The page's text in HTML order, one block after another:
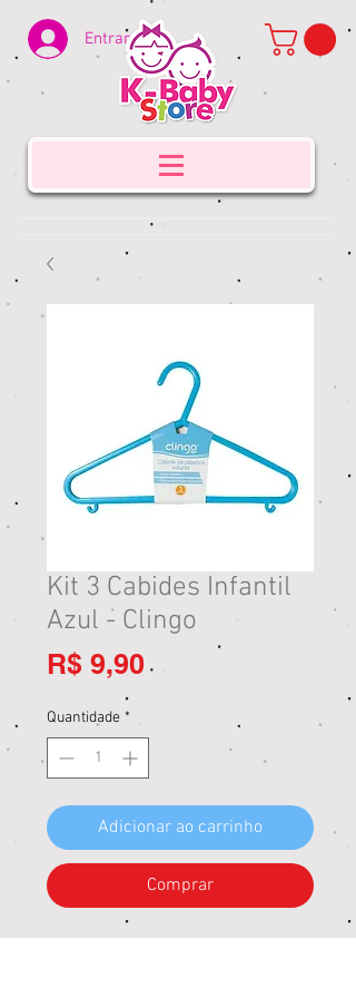
Entrar
Kit 3 Cabides Infantil
Azul - Clingo
R$ 9,90 Preço
Quantidade *
Adicionar ao carrinho
Comprar